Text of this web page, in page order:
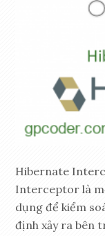
Hibernate
Interceptor là
dụng để kiểm
định xảy ra bên